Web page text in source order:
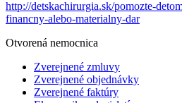
http://detskachirurgia.sk/pomozte-
financny-alebo-materialny-dar
Otvorená nemocnica
Zverejnené zmluvy
Zverejnené objednávky
Zverejnené faktúry